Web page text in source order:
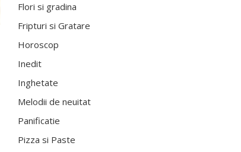
Flori si gradina
Fripturi si Gratare
Horoscop
Inedit
Inghetate
Melodii de neuitat
Panificatie
Pizza si Paste